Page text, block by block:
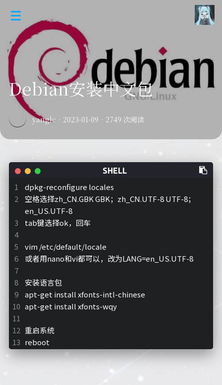
Debian安装中文包
yanglc · 2023-01-09 · 2749 次阅读
dpkg-reconfigure locales
空格选择zh_CN.GBK GBK；zh_CN.UTF-8 UTF-8；
en_US.UTF-8
tab键选择ok，回车
vim /etc/default/locale
或者用nano和vi都可以，改为LANG=en_US.UTF-8
安装语言包
apt-get install xfonts-intl-chinese
apt-get install xfonts-wqy
重启系统
reboot